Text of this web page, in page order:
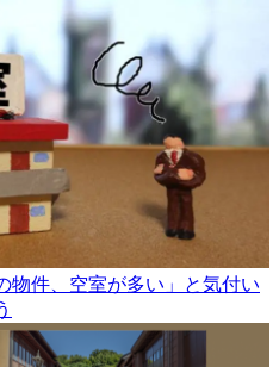
物件、空室が多い」と気付い